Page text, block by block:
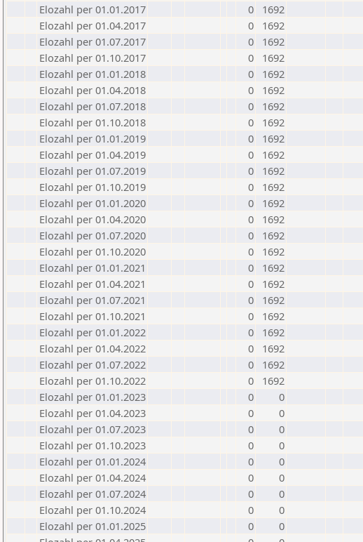
Elozahl per 01.01.2017
0
1692
Elozahl per 01.04.2017
0
1692
Elozahl per 01.07.2017
0
1692
Elozahl per 01.10.2017
0
1692
Elozahl per 01.01.2018
0
1692
Elozahl per 01.04.2018
0
1692
Elozahl per 01.07.2018
0
1692
Elozahl per 01.10.2018
0
1692
Elozahl per 01.01.2019
0
1692
Elozahl per 01.04.2019
0
1692
Elozahl per 01.07.2019
0
1692
Elozahl per 01.10.2019
0
1692
Elozahl per 01.01.2020
0
1692
Elozahl per 01.04.2020
0
1692
Elozahl per 01.07.2020
0
1692
Elozahl per 01.10.2020
0
1692
Elozahl per 01.01.2021
0
1692
Elozahl per 01.04.2021
0
1692
Elozahl per 01.07.2021
0
1692
Elozahl per 01.10.2021
0
1692
Elozahl per 01.01.2022
0
1692
Elozahl per 01.04.2022
0
1692
Elozahl per 01.07.2022
0
1692
Elozahl per 01.10.2022
0
1692
Elozahl per 01.01.2023
0
0
Elozahl per 01.04.2023
0
0
Elozahl per 01.07.2023
0
0
Elozahl per 01.10.2023
0
0
Elozahl per 01.01.2024
0
0
Elozahl per 01.04.2024
0
0
Elozahl per 01.07.2024
0
0
Elozahl per 01.10.2024
0
0
Elozahl per 01.01.2025
0
0